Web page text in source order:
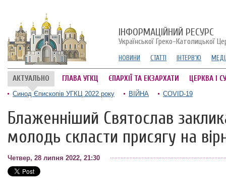
ІНФОРМАЦІЙНИЙ РЕСУРС
Української Греко-Католицької
НОВИНИ СТАТТІ ІНТЕРВ'Ю
АКТУАЛЬНО ГЛАВА УГКЦ ЄПАРХІЇ ТА ЕКЗАРХАТИ ЦЕРКВА І
Синод Єпископів УГКЦ 2022 року ВІЙНА COVID-19
Блаженніший Святослав
молодь скласти присягу на
Четвер, 28 липня 2022, 21:30